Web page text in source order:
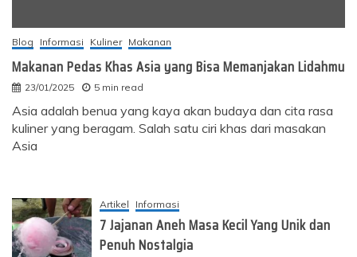
Blog Informasi Kuliner Makanan
Makanan Pedas Khas Asia yang Bisa Memanjakan Lidahmu
23/01/2025 5 min read
Asia adalah benua yang kaya akan budaya dan cita rasa
kuliner yang beragam. Salah satu ciri khas dari masakan
Asia
Artikel Informasi
7 Jajanan Aneh Masa Kecil Yang Unik dan
Penuh Nostalgia